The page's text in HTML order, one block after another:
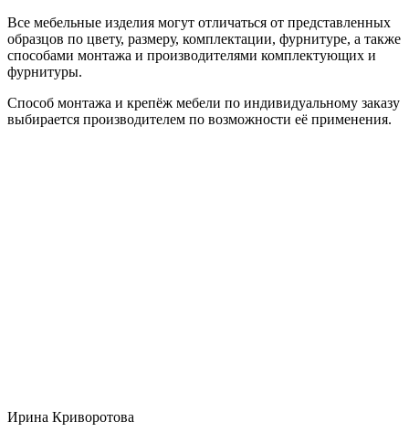
Все мебельные изделия могут отличаться от представленных
образцов по цвету, размеру, комплектации, фурнитуре, а также
способами монтажа и производителями комплектующих и
фурнитуры.
Способ монтажа и крепёж мебели по индивидуальному заказу
выбирается производителем по возможности её применения.
Ирина Криворотова